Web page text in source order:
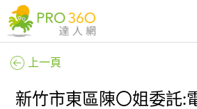
上一頁
新竹市東區陳〇姐委託: